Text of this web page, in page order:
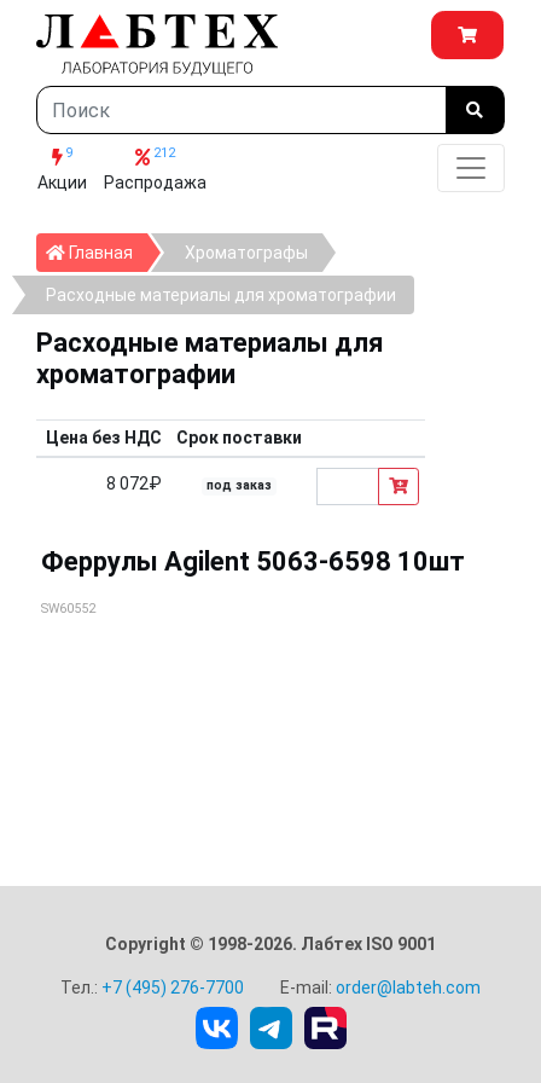
9
Акции
212
Распродажа
Главная ГлавнаяХроматографы
Расходные материалы для хроматографии
Расходные материалы для
хроматографии
Цена без НДС Срок поставки
8 072₽ под заказ
Феррулы Agilent 5063-6598 10шт
SW60552
Copyright © 1998-2026. Лабтех ISO 9001
Тел.: +7 (495) 276-7700 E-mail: order@labteh.com